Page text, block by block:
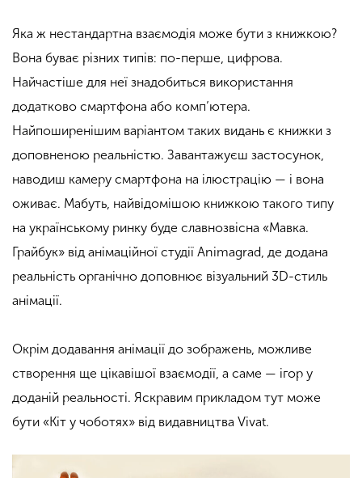
Яка ж нестандартна взаємодія може бути з книжкою?
Вона буває різних типів: по-перше, цифрова.
Найчастіше для неї знадобиться використання
додатково смартфона або комп’ютера.
Найпоширенішим варіантом таких видань є книжки з
доповненою реальністю. Завантажуєш застосунок,
наводиш камеру смартфона на ілюстрацію — і вона
оживає. Мабуть, найвідомішою книжкою такого типу
на українському ринку буде славнозвісна «Мавка.
Грайбук» від анімаційної студії Animagrad, де додана
реальність органічно доповнює візуальний 3D-стиль
анімації.
Окрім додавання анімації до зображень, можливе
створення ще цікавішої взаємодії, а саме — ігор у
доданій реальності. Яскравим прикладом тут може
бути «Кіт у чоботях» від видавництва Vivat.